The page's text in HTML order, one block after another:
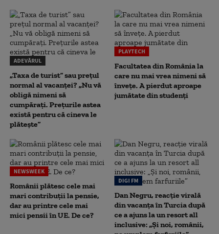
ADEVĂRUL
„Taxa de turist” sau prețul
normal al vacanței? „Nu vă
obligă nimeni să
cumpărați. Prețurile astea
există pentru că cineva le
plătește”
PLAYTECH
Facultatea din România la
care nu mai vrea nimeni să
înveţe. A pierdut aproape
jumătate din studenţi
NEWSWEEK
Românii plătesc cele mai
mari contribuții la pensie,
dar au printre cele mai
mici pensii în UE. De ce?
DIGI FM
Dan Negru, reacție virală
din vacanța în Turcia după
ce a ajuns la un resort all
inclusive: „Și noi, românii,